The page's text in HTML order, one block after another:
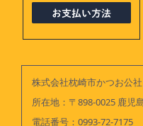
株式会社枕崎市かつお公社
所在地：〒898-0025 鹿児
電話番号： 0993-72-7175